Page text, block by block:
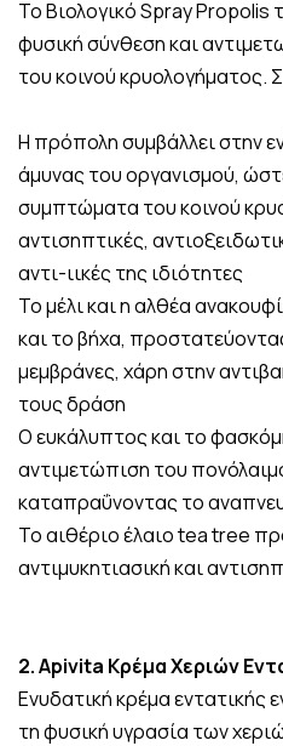
Το Βιολογικό Spray Propolis
φυσική σύνθεση και
του κοινού κρυολογήματος.
Η πρόπολη συμβάλλει στην
άμυνας του οργανισμού,
συμπτώματα του κοινού
αντισηπτικές,
αντι-ιικές της ιδιότητες
Το μέλι και η αλθέα
και το βήχα,
μεμβράνες, χάρη στην
τους δράση
Ο ευκάλυπτος και το
αντιμετώπιση του
καταπραΰνοντας το
Το αιθέριο έλαιο tea tree
αντιμυκητιασική και
2. Apivita Κρέμα Χεριών
Ενυδατική κρέμα εντατικής
τη φυσική υγρασία των